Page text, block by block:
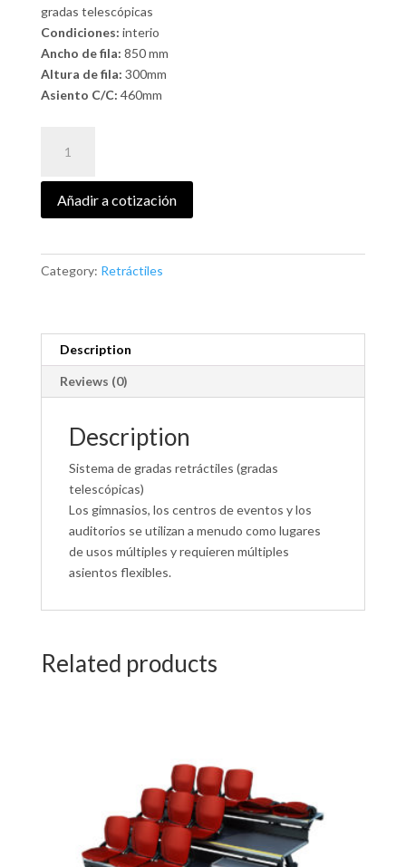
gradas telescópicas
Condiciones: interio
Ancho de fila: 850 mm
Altura de fila: 300mm
Asiento C/C: 460mm
quantity
Añadir a cotización
Category: Retráctiles
Description
Reviews (0)
Description
Sistema de gradas retráctiles (gradas
telescópicas)
Los gimnasios, los centros de eventos y los
auditorios se utilizan a menudo como lugares
de usos múltiples y requieren múltiples
asientos flexibles.
Related products